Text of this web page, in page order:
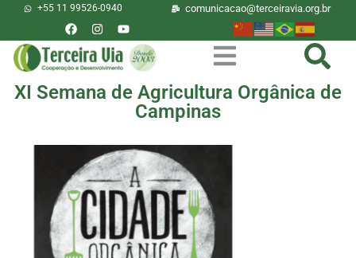
+55 11 99526-0940 comunicacao@terceiravia.org.br
XI Semana de Agricultura Orgânica de
Campinas